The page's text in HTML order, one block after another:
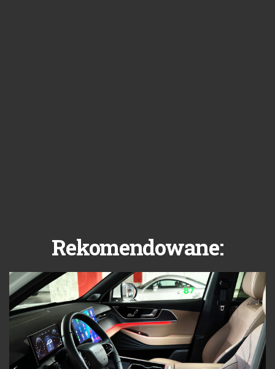
Rekomendowane: